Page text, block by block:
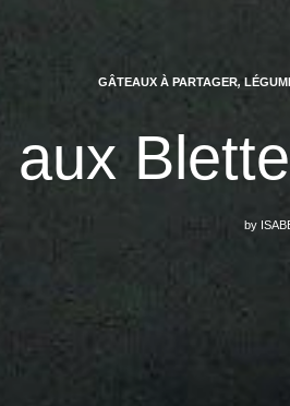
GÂTEAUX À PARTAGER,
aux
by